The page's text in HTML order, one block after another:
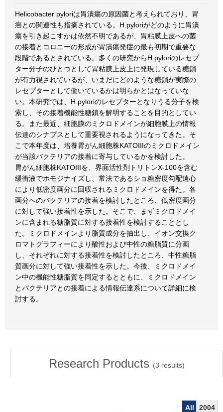
Helicobacter pyloriは胃潰瘍の原因菌と考えられており、胃
癌との関連性も指摘されている。H.pyloriがどのように胃潰
瘍を引き起こすかは依然不明であるが、胃粘膜上皮への菌
の接着とコロニーの形成が胃潰瘍発症の最も初期で重要な
段階であるとされている。多くの研究からH.pyloriのレセプ
ター分子のひとつとして胃粘膜上皮上に発現している糖鎖
が有力視されているが、いまだにどのような糖鎖が実際の
レセプターとして働いているかは明らかとはなっていな
い。本研究では、H.pyloriのレセプターとなりうる分子を検
索し、その接着機能性糖鎖を解明することを目的としてい
る。また最近、細胞膜のミクロドメインが細胞膜上の情報
伝達のシナプスとして重要視されるようになってきた。そ
こで本年度は、培養胃がん細胞株KATOIIIのミクロドメイン
が当該バクテリアの接着に寄与しているかを検討した。
胃がん細胞株KATOIIIを、界面活性剤トリトンX-100を含む
緩衝液でホモジナイズし、常法であるショ糖密度勾配遠心
により低密度画分に回収されるミクロドメインを得た。各
画分へのバクテリアの接着を検討したところ、低密度画分
に対して強い接着性を示した。そこで、まずミクロドメイ
ンに含まれる糖脂質に対する接着性を検討することとし
た。ミクロドメインより脂質成分を抽出し、イオン交換ク
ロマトグラフィーにより酸性および中性の糖脂質に分画
し、それぞれに対する接着性を検討したところ、中性糖脂
質画分に対して強い接着性を示した。今後、ミクロドメイ
ン中の機能性糖脂質を同定するとともに、ミクロドメイン
とバクテリアとの接着による情報伝達系について詳細に検
討する。
Research Products (3 results)
All
2004